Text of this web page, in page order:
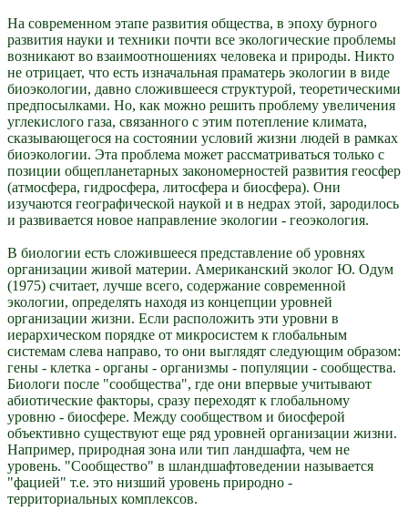
На современном этапе развития общества, в эпоху бурного
развития науки и техники почти все экологические проблемы
возникают во взаимоотношениях человека и природы. Никто
не отрицает, что есть изначальная праматерь экологии в виде
биоэкологии, давно сложившееся структурой, теоретическими
предпосылками. Но, как можно решить проблему увеличения
углекислого газа, связанного с этим потепление климата,
сказывающегося на состоянии условий жизни людей в рамках
биоэкологии. Эта проблема может рассматриваться только с
позиции общепланетарных закономерностей развития геосфер
(атмосфера, гидросфера, литосфера и биосфера). Они
изучаются географической наукой и в недрах этой, зародилось
и развивается новое направление экологии - геоэкология.
В биологии есть сложившееся представление об уровнях
организации живой материи. Американский эколог Ю. Одум
(1975) считает, лучше всего, содержание современной
экологии, определять находя из концепции уровней
организации жизни. Если расположить эти уровни в
иерархическом порядке от микросистем к глобальным
системам слева направо, то они выглядят следующим образом:
гены - клетка - органы - организмы - популяции - сообщества.
Биологи после "сообщества", где они впервые учитывают
абиотические факторы, сразу переходят к глобальному
уровню - биосфере. Между сообществом и биосферой
объективно существуют еще ряд уровней организации жизни.
Например, природная зона или тип ландшафта, чем не
уровень. "Сообщество" в шландшафтоведении называется
"фацией" т.е. это низший уровень природно -
территориальных комплексов.